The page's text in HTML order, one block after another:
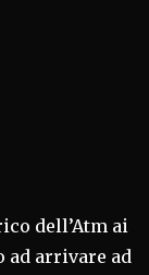
dell’Atm ai
ad arrivare ad